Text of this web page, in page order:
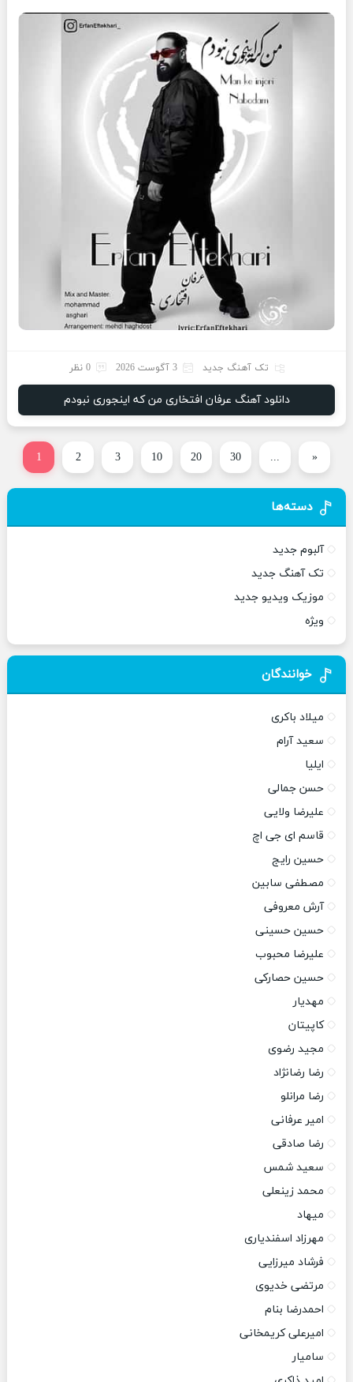
تک آهنگ جدید 3 آگوست 2026 0 نظر
دانلود آهنگ عرفان افتخاری من که اینجوری نبودم
1 2 3 10 20 30 ... «
دسته‌ها
آلبوم جدید
تک آهنگ جدید
موزیک ویدیو جدید
ویژه
خوانندگان
میلاد باکری
سعید آرام
ایلیا
حسن جمالی
علیرضا ولایی
قاسم ای جی اچ
حسین رایج
مصطفی سابین
آرش معروفی
حسین حسینی
علیرضا محبوب
حسین حصارکی
مهدیار
کاپیتان
مجید رضوی
رضا رضانژاد
رضا مرانلو
امیر عرفانی
رضا صادقی
سعید شمس
محمد زینعلی
میهاد
مهرزاد اسفندیاری
فرشاد میرزایی
مرتضی خدیوی
احمدرضا بنام
امیرعلی کریمخانی
سامیار